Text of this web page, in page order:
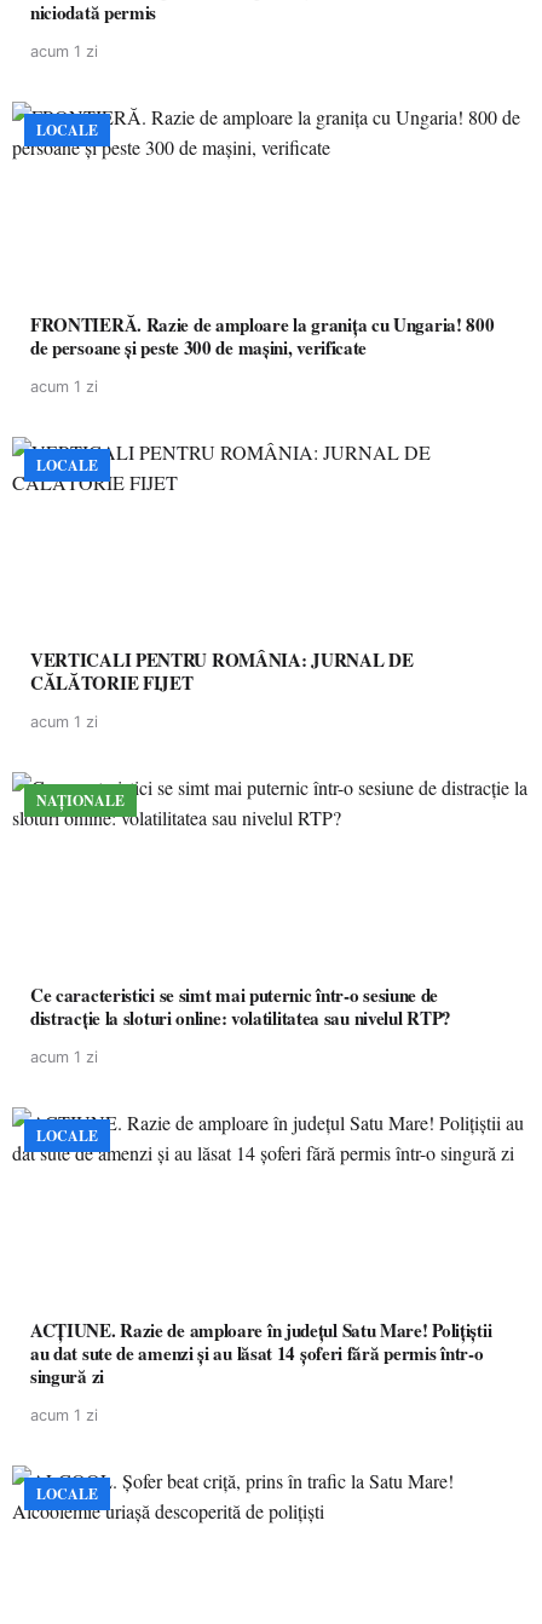
niciodată permis
acum 1 zi
LOCALE
FRONTIERĂ. Razie de amploare la granița cu Ungaria! 800
de persoane și peste 300 de mașini, verificate
acum 1 zi
LOCALE
VERTICALI PENTRU ROMÂNIA: JURNAL DE
CĂLĂTORIE FIJET
acum 1 zi
NAȚIONALE
Ce caracteristici se simt mai puternic într-o sesiune de
distracție la sloturi online: volatilitatea sau nivelul RTP?
acum 1 zi
LOCALE
ACȚIUNE. Razie de amploare în județul Satu Mare! Polițiștii
au dat sute de amenzi și au lăsat 14 șoferi fără permis într-o
singură zi
acum 1 zi
LOCALE